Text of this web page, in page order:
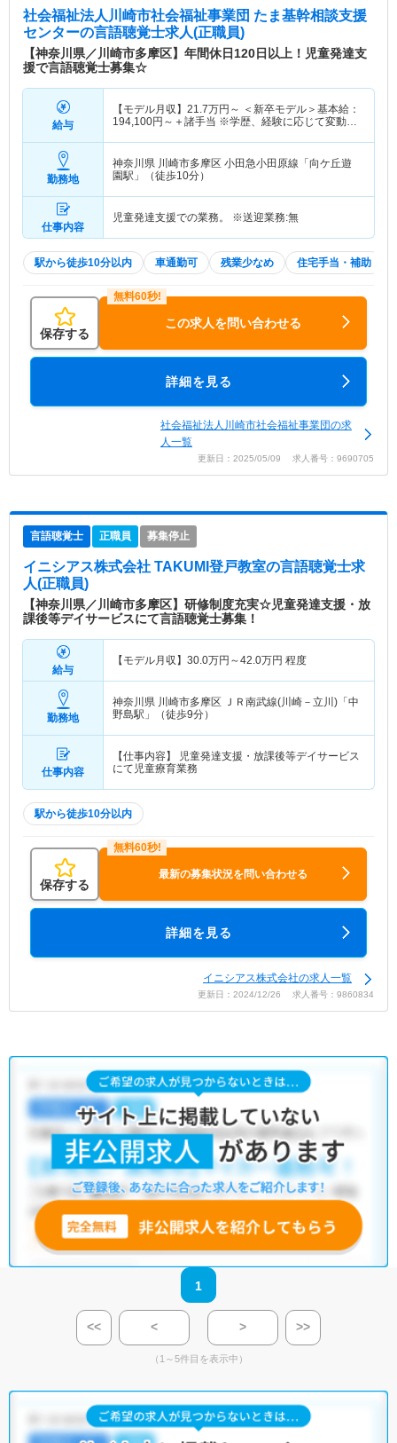
社会福祉法人川崎市社会福祉事業団 たま基幹相談支援
センターの言語聴覚士求人(正職員)
【神奈川県／川崎市多摩区】年間休日120日以上！児童発達支
援で言語聴覚士募集☆
給与
【モデル月収】 21.7万円～ ＜新卒モデル＞基本給：
194,100円～＋諸手当 ※学歴、経験に応じて変動あ
程度＜大卒・経験5年モデル＞
勤務地
神奈川県 川崎市多摩区 小田急小田原線「向ケ丘遊
園駅」（徒歩10分）
仕事内容
児童発達支援での業務。 ※送迎業務:無
駅から徒歩10分以内 車通勤可 残業少なめ 住宅手当・補助
保存する
この求人を問い合わせる
詳細を見る
社会福祉法人川崎市社会福祉事業団の求
人一覧
更新日：2025/05/09 求人番号：9690705
言語聴覚士 正職員 募集停止
イニシアス株式会社 TAKUMI登戸教室の言語聴覚士求
人(正職員)
【神奈川県／川崎市多摩区】研修制度充実☆児童発達支援・放
課後等デイサービスにて言語聴覚士募集！
給与
【モデル月収】 30.0万円～42.0万円 程度
勤務地
神奈川県 川崎市多摩区 ＪＲ南武線(川崎－立川)「中
野島駅」（徒歩9分）
仕事内容
【仕事内容】 児童発達支援・放課後等デイサービス
にて児童療育業務
駅から徒歩10分以内
保存する
最新の募集状況を問い合わせる
詳細を見る
イニシアス株式会社の求人一覧
更新日：2024/12/26 求人番号：9860834
1
<< < > >>
（1～5件目を表示中）